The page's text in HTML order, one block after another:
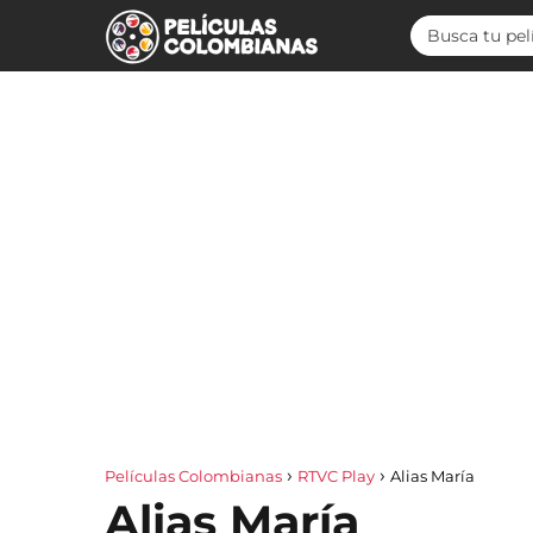
Películas Colombianas RTVC Play Alias María
Alias María